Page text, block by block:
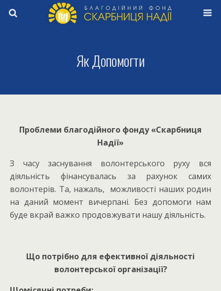
Як Допомогти
Проблеми благодійного фонду «Скарбниця
Надії»
З часу заснування волонтерського руху вся
діяльність фінансувалась за рахунок самих
волонтерів. Та, нажаль, можливості наших родин
на даний момент вичерпані. Без допомоги нам
буде вкрай важко продовжувати нашу діяльність.
Що потрібно для ефективної діяльності
волонтерської організації?